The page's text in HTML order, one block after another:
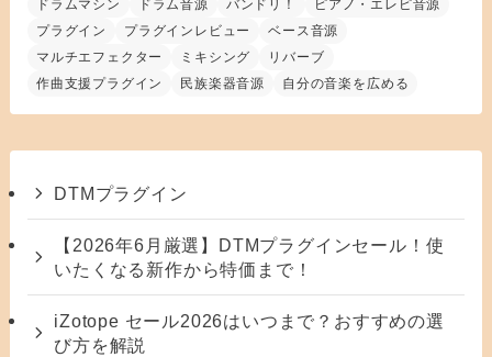
ドラムマシン ドラム音源 バンドリ！
ピアノ・エレピ音源
プラグイン
プラグインレビュー
ベース音源
マルチエフェクター
ミキシング
リバーブ
作曲支援プラグイン
民族楽器音源 自分の音楽を広める
DTMプラグイン
【2026年6月厳選】DTMプラグインセール！使
いたくなる新作から特価まで！
iZotope セール2026はいつまで？おすすめの選
び方を解説